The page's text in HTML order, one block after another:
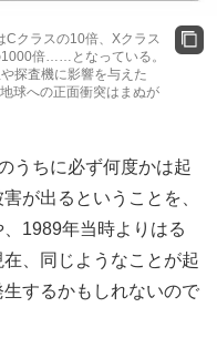
Cクラスの10倍、Xクラス
倍……となっている。
探査機に影響を与えた
球への正面衝突はまぬが
うちに必ず何度かは起
が出るということを、
1989年当時よりはる
、同じようなことが起
するかもしれないので